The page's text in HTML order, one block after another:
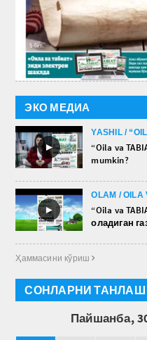
ЭКО МЕДИА
►
YASHIL /
“Oila va
mumkin?
►
OLAM / OILA
“Oila va
оладиган
Ҳаммасини кўриш 
СОНЛАРНИ ТАНЛАШ
Пайшанба,